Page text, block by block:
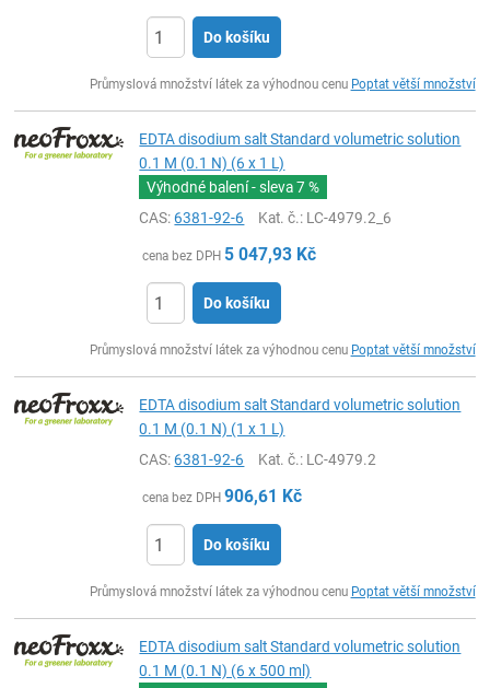
Do košíku
Průmyslová množství látek za výhodnou cenu Poptat větší množství
EDTA disodium salt Standard volumetric solution
0.1 M (0.1 N) (6 x 1 L)
Výhodné balení - sleva7 %
CAS:6381-92-6 Kat. č.: LC-4979.2_6
cena bez DPH 5 047,93 Kč
Do košíku
Průmyslová množství látek za výhodnou cenu Poptat větší množství
EDTA disodium salt Standard volumetric solution
0.1 M (0.1 N) (1 x 1 L)
CAS:6381-92-6 Kat. č.: LC-4979.2
cena bez DPH 906,61 Kč
Do košíku
Průmyslová množství látek za výhodnou cenu Poptat větší množství
EDTA disodium salt Standard volumetric solution
0.1 M (0.1 N) (6 x 500 ml)